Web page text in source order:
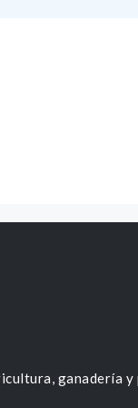
ganadería y